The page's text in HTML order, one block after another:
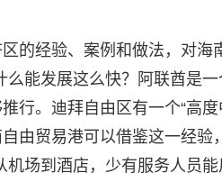
的经验、案例和做法，对
么能发展这么快？阿联酋是
行。迪拜自由区有一个“高
由贸易港可以借鉴这一经验
机场到酒店，少有服务人员